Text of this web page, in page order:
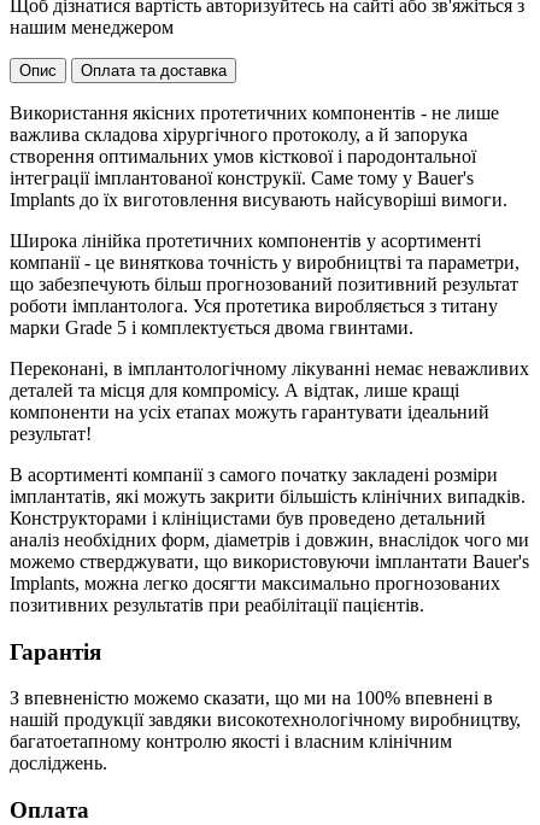
Щоб дізнатися вартість авторизуйтесь на сайті або зв'яжіться з
нашим менеджером
Опис Оплата та доставка
Використання якісних протетичних компонентів - не лише
важлива складова хірургічного протоколу, а й запорука
створення оптимальних умов кісткової і пародонтальної
інтеграції імплантованої конструкії. Саме тому у Bauer's
Implants до їх виготовлення висувають найсуворіші вимоги.
Широка лінійка протетичних компонентів у асортименті
компанії - це виняткова точність у виробництві та параметри,
що забезпечують більш прогнозований позитивний результат
роботи імплантолога. Уся протетика виробляється з титану
марки Grade 5 і комплектується двома гвинтами.
Переконані, в імплантологічному лікуванні немає неважливих
деталей та місця для компромісу. А відтак, лише кращі
компоненти на усіх етапах можуть гарантувати ідеальний
результат!
В асортименті компанії з самого початку закладені розміри
імплантатів, які можуть закрити більшість клінічних випадків.
Конструкторами і клініцистами був проведено детальний
аналіз необхідних форм, діаметрів і довжин, внаслідок чого ми
можемо стверджувати, що використовуючи імплантати Bauer's
Implants, можна легко досягти максимально прогнозованих
позитивних результатів при реабілітації пацієнтів.
Гарантія
З впевненістю можемо сказати, що ми на 100% впевнені в
нашій продукції завдяки високотехнологічному виробництву,
багатоетапному контролю якості і власним клінічним
досліджень.
Оплата